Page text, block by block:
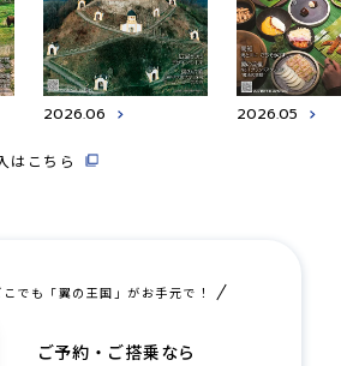
2026.06 2026.05
はこちら
でも「翼の王国」がお手元で！
ご予約・ご搭乗なら